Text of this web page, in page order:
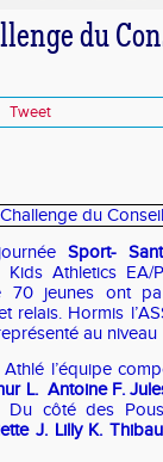
du
Tweet
Sport-
Athletics EA/
70 jeunes ont
relais. Hormis
au niveau
Athlé l’équipe
L. Antoine F.
côté des
J. Lilly K.